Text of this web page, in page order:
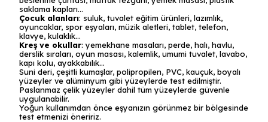
saklama kapları…
Çocuk alanları: suluk, tuvalet eğitim ürünleri, lazımlık,
oyuncaklar, spor eşyaları, müzik aletleri, tablet, telefon,
klavye, kulaklık…
Kreş ve okullar: yemekhane masaları, perde, halı, havlu,
derslik sıraları, oyun masası, kalemlik, umumi tuvalet, lavabo,
kapı kolu, ayakkabılık…
Suni deri, çeşitli kumaşlar, polipropilen, PVC, kauçuk, boyalı
yüzeyler ve alüminyum gibi yüzeylerde test edilmiştir.
Paslanmaz çelik yüzeyler dahil tüm yüzeylerde güvenle
uygulanabilir.
Yoğun kullanımdan önce eşyanızın görünmez bir bölgesinde
test etmenizi öneririz.